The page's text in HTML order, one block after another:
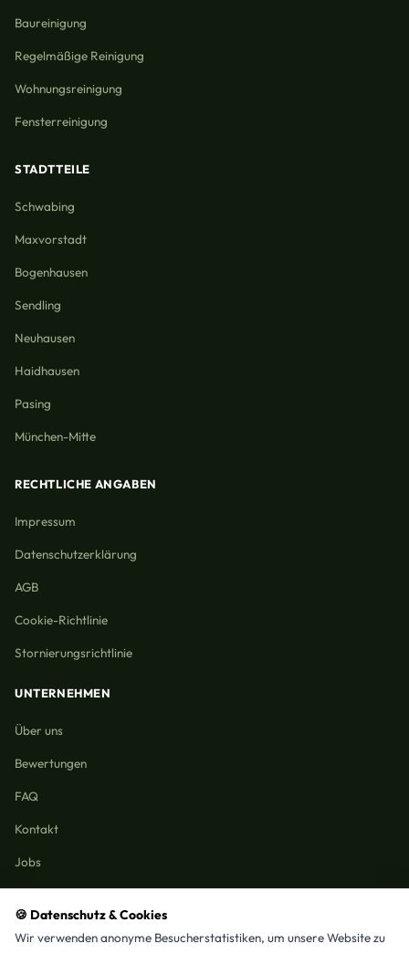
🍪 Datenschutz & Cookies
Wir verwenden anonyme Besucherstatistiken, um unsere Website zu
Baureinigung
Regelmäßige Reinigung
Wohnungsreinigung
Fensterreinigung
STADTTEILE
Schwabing
Maxvorstadt
Bogenhausen
Sendling
Neuhausen
Haidhausen
Pasing
München-Mitte
RECHTLICHE ANGABEN
Impressum
Datenschutzerklärung
AGB
Cookie-Richtlinie
Stornierungsrichtlinie
UNTERNEHMEN
Über uns
Bewertungen
FAQ
Kontakt
Jobs